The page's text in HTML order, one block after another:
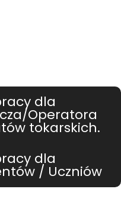
dla
Operatora
tokarskich.
dla
/ Uczniów